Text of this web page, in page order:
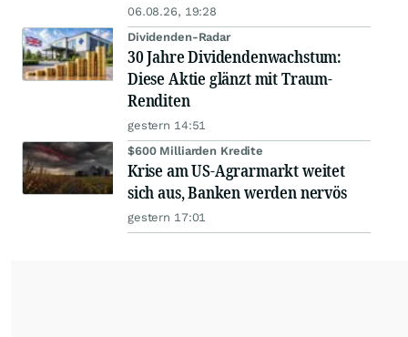
06.08.26, 19:28
Dividenden-Radar
30 Jahre Dividendenwachstum:
Diese Aktie glänzt mit Traum-
Renditen
gestern 14:51
$600 Milliarden Kredite
Krise am US-Agrarmarkt weitet
sich aus, Banken werden nervös
gestern 17:01